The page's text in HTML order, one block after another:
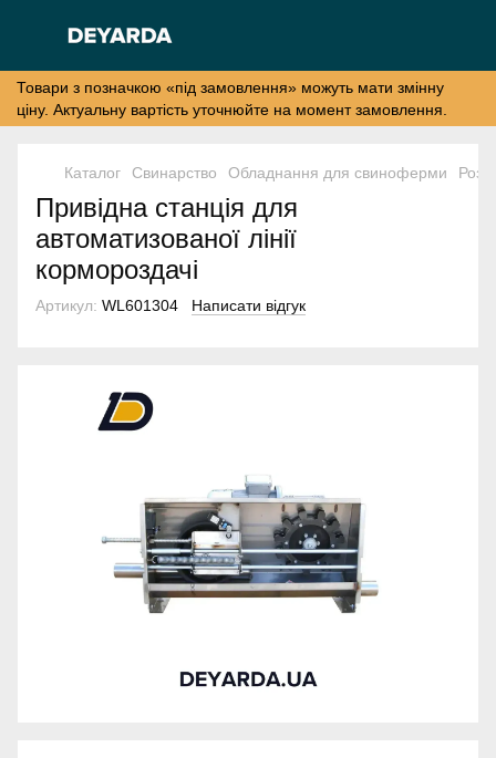
Товари з позначкою «під замовлення» можуть мати змінну
ціну. Актуальну вартість уточнюйте на момент замовлення.
Каталог Свинарство Обладнання для свиноферми
Привідна станція для
автоматизованої лінії
кормороздачі
Артикул: WL601304 Написати відгук